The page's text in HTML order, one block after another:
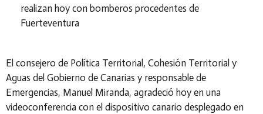
realizan hoy con bomberos procedentes de
Fuerteventura
El consejero de Política Territorial, Cohesión Territorial y
Aguas del Gobierno de Canarias y responsable de
Emergencias, Manuel Miranda, agradeció hoy en una
videoconferencia con el dispositivo canario desplegado en